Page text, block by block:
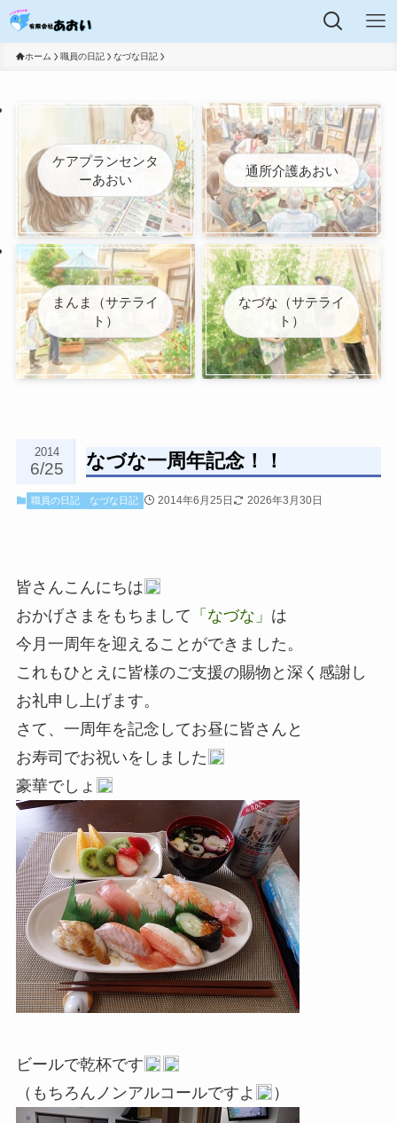
ホーム 職員の日記 なづな日記
ケアプランセンタ
ーあおい
通所介護あおい
まんま（サテライ
ト）
なづな（サテライ
ト）
なづな一周年記念！！
2014
6/25
職員の日記 なづな日記 2014年6月25日 2026年3月30日
皆さんこんにちは
おかげさまをもちまして 「なづな」 は
今月一周年を迎えることができました。
これもひとえに皆様のご支援の賜物と深く感謝し
お礼申し上げます。
さて、一周年を記念してお昼に皆さんと
お寿司でお祝いをしました
豪華でしょ
ビールで乾杯です
（もちろんノンアルコールですよ
）